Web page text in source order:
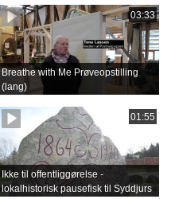
03:33
Breathe with Me Prøveopstilling
(lang)
01:55
Ikke til offentliggørelse -
lokalhistorisk pausefisk til Syddjurs